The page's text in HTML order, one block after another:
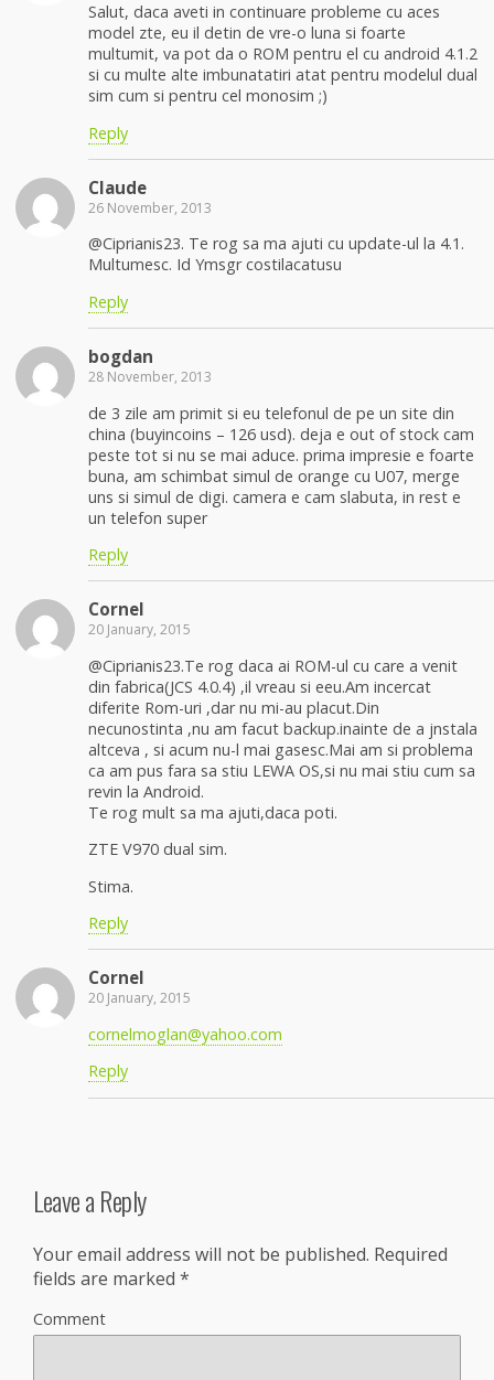
Salut, daca aveti in continuare probleme cu aces
model zte, eu il detin de vre-o luna si foarte
multumit, va pot da o ROM pentru el cu android 4.1.2
si cu multe alte imbunatatiri atat pentru modelul dual
sim cum si pentru cel monosim ;)
Reply
Claude
26 November, 2013
@Ciprianis23. Te rog sa ma ajuti cu update-ul la 4.1.
Multumesc. Id Ymsgr costilacatusu
Reply
bogdan
28 November, 2013
de 3 zile am primit si eu telefonul de pe un site din
china (buyincoins – 126 usd). deja e out of stock cam
peste tot si nu se mai aduce. prima impresie e foarte
buna, am schimbat simul de orange cu U07, merge
uns si simul de digi. camera e cam slabuta, in rest e
un telefon super
Reply
Cornel
20 January, 2015
@Ciprianis23.Te rog daca ai ROM-ul cu care a venit
din fabrica(JCS 4.0.4) ,il vreau si eeu.Am incercat
diferite Rom-uri ,dar nu mi-au placut.Din
necunostinta ,nu am facut backup.inainte de a jnstala
altceva , si acum nu-l mai gasesc.Mai am si problema
ca am pus fara sa stiu LEWA OS,si nu mai stiu cum sa
revin la Android.
Te rog mult sa ma ajuti,daca poti.
ZTE V970 dual sim.
Stima.
Reply
Cornel
20 January, 2015
cornelmoglan@yahoo.com
Reply
Leave a Reply
Your email address will not be published. Required
fields are marked *
Comment